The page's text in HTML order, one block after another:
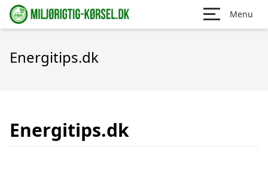
Menu
Energitips.dk
Energitips.dk